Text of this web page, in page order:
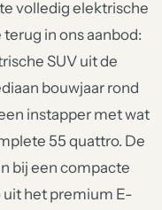
volledig elektrische
terug in ons aanbod:
SUV uit de
bouwjaar rond
instapper met wat
55 quattro. De
bij een compacte
uit het premium E-